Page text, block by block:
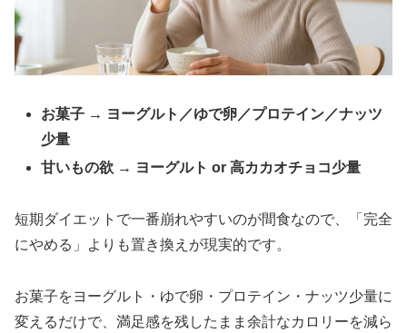
お菓子 → ヨーグルト／ゆで卵／プロテイン／ナッツ
少量
甘いもの欲 → ヨーグルト or 高カカオチョコ少量
短期ダイエットで一番崩れやすいのが間食なので、「完全
にやめる」よりも置き換えが現実的です。
お菓子をヨーグルト・ゆで卵・プロテイン・ナッツ少量に
変えるだけで、満足感を残したまま余計なカロリーを減ら